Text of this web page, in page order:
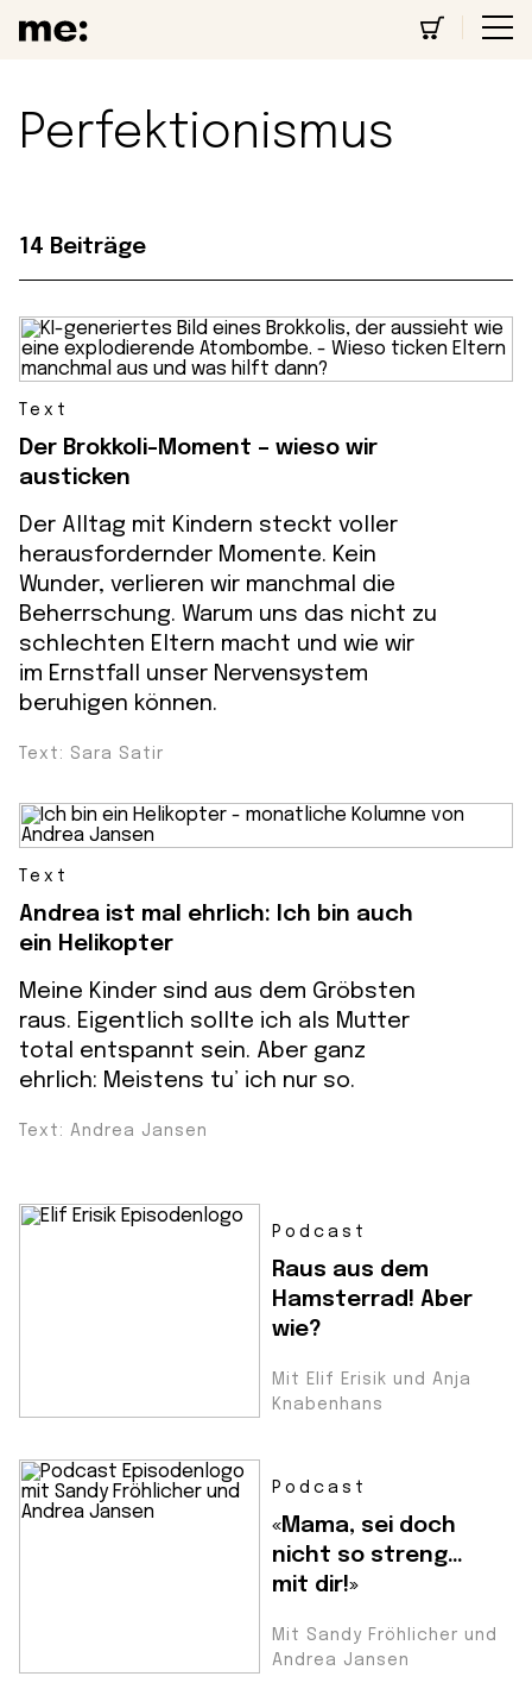
Perfektionismus
14 Beiträge
Text
Der Brokkoli-Moment – wieso wir
austicken
Der Alltag mit Kindern steckt voller
herausfordernder Momente. Kein
Wunder, verlieren wir manchmal die
Beherrschung. Warum uns das nicht zu
schlechten Eltern macht und wie wir
im Ernstfall unser Nervensystem
beruhigen können.
Text: Sara Satir
Text
Andrea ist mal ehrlich: Ich bin auch
ein Helikopter
Meine Kinder sind aus dem Gröbsten
raus. Eigentlich sollte ich als Mutter
total entspannt sein. Aber ganz
ehrlich: Meistens tu’ ich nur so.
Text: Andrea Jansen
Podcast
Raus aus dem
Hamsterrad! Aber
wie?
Mit Elif Erisik und Anja
Knabenhans
Podcast
«Mama, sei doch
nicht so streng…
mit dir!»
Mit Sandy Fröhlicher und
Andrea Jansen